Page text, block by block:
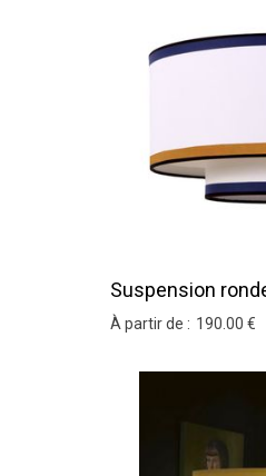
Suspension
À partir de : 190 .00 €